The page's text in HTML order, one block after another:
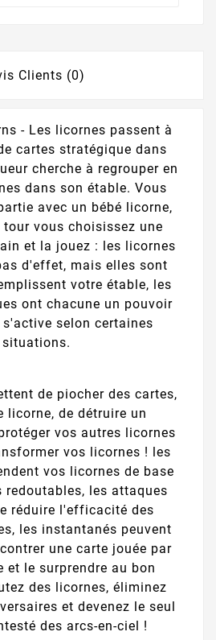
Clients (0)
- Les licornes passent à
cartes stratégique dans
cherche à regrouper en
dans son étable. Vous
avec un bébé licorne,
vous choisissez une
et la jouez : les licornes
d'effet, mais elles sont
votre étable, les
ont chacune un pouvoir
selon certaines
situations.
de piocher des cartes,
licorne, de détruire un
vos autres licornes
vos licornes ! les
vos licornes de base
redoutables, les attaques
réduire l'efficacité des
les instantanés peuvent
une carte jouée par
et le surprendre au bon
des licornes, éliminez
et devenez le seul
des arcs-en-ciel !